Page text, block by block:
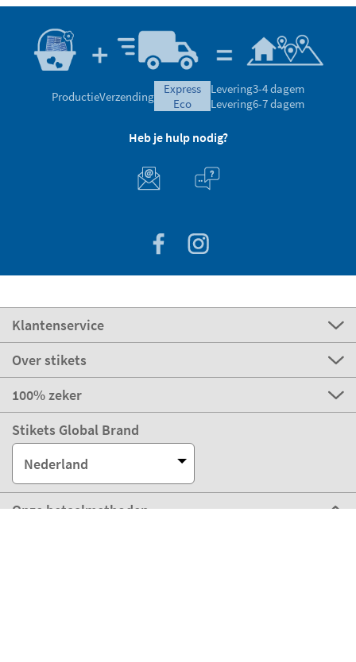
ProductieVerzending
express
eco
Levering3-4 dagem
Levering6-7 dagem
Heb je hulp nodig?
Klantenservice
Over stikets
100% zeker
Stikets Global Brand
Nederland
Onze betaalmethoden